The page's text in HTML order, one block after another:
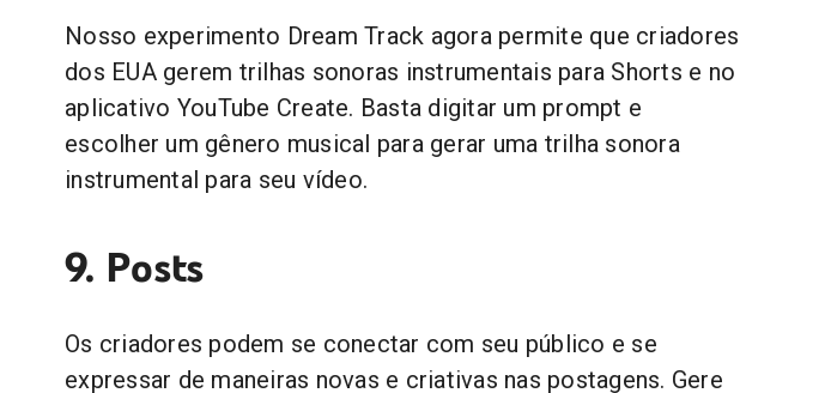
Nosso experimento Dream Track agora permite que criadores
dos EUA gerem trilhas sonoras instrumentais para Shorts e no
aplicativo YouTube Create. Basta digitar um prompt e
escolher um gênero musical para gerar uma trilha sonora
instrumental para seu vídeo.
9. Posts
Os criadores podem se conectar com seu público e se
expressar de maneiras novas e criativas nas postagens. Gere